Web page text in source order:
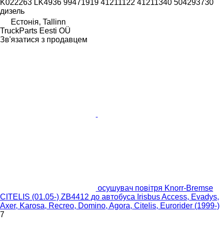
K022263 LK4936 99471919 41211122 41211340 504293730
дизель
Естонія, Tallinn
TruckParts Eesti OÜ
Зв'язатися з продавцем
осушувач повітря Knorr-Bremse
CITELIS (01.05-) ZB4412 до автобуса Irisbus Access, Evadys,
Axer, Karosa, Recreo, Domino, Agora, Citelis, Eurorider (1999-)
7